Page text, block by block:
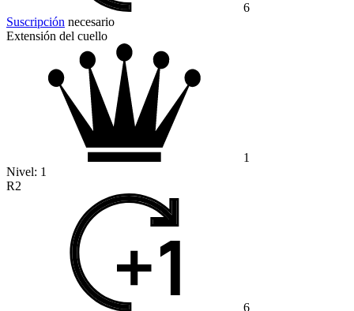
6
Suscripción necesario
Extensión del cuello
1
Nivel: 1
R2
6